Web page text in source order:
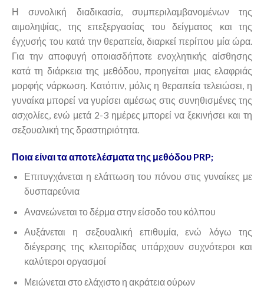
Η συνολική διαδικασία, συμπεριλαμβανομένων της
αιμοληψίας, της επεξεργασίας του δείγματος και της
έγχυσής του κατά την θεραπεία, διαρκεί περίπου μία ώρα.
Για την αποφυγή οποιασδήποτε ενοχλητικής αίσθησης
κατά τη διάρκεια της μεθόδου, προηγείται μιας ελαφριάς
μορφής νάρκωση. Κατόπιν, μόλις η θεραπεία τελειώσει, η
γυναίκα μπορεί να γυρίσει αμέσως στις συνηθισμένες της
ασχολίες, ενώ μετά 2-3 ημέρες μπορεί να ξεκινήσει και τη
σεξουαλική της δραστηριότητα.
Ποια είναι τα αποτελέσματα της μεθόδου PRP;
Επιτυγχάνεται η ελάττωση του πόνου στις γυναίκες με
δυσπαρεύνια
Ανανεώνεται το δέρμα στην είσοδο του κόλπου
Αυξάνεται η σεξουαλική επιθυμία, ενώ λόγω της
διέγερσης της κλειτορίδας υπάρχουν συχνότεροι και
καλύτεροι οργασμοί
Μειώνεται στο ελάχιστο η ακράτεια ούρων